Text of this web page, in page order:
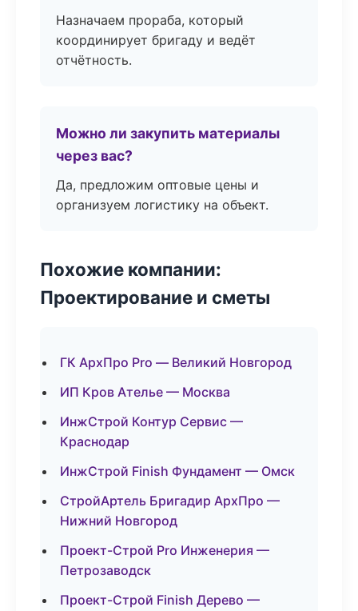
Назначаем прораба, который
координирует бригаду и ведёт
отчётность.
Можно ли закупить материалы
через вас?
Да, предложим оптовые цены и
организуем логистику на объект.
Похожие компании:
Проектирование и сметы
ГК АрхПро Pro — Великий Новгород
ИП Кров Ателье — Москва
ИнжСтрой Контур Сервис —
Краснодар
ИнжСтрой Finish Фундамент — Омск
СтройАртель Бригадир АрхПро —
Нижний Новгород
Проект-Строй Pro Инженерия —
Петрозаводск
Проект-Строй Finish Дерево —